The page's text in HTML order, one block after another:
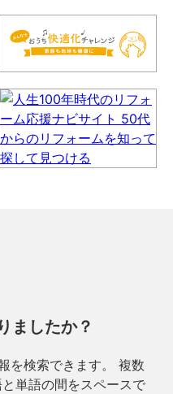
ましたか？
を検索できます。 複数
単語の間をスペースで